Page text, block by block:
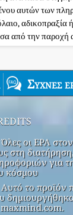
αυτών των
από την παροχή
Συχνές
Όλες οι EPA
στη
για
κόσμου
Αυτό το προϊόν